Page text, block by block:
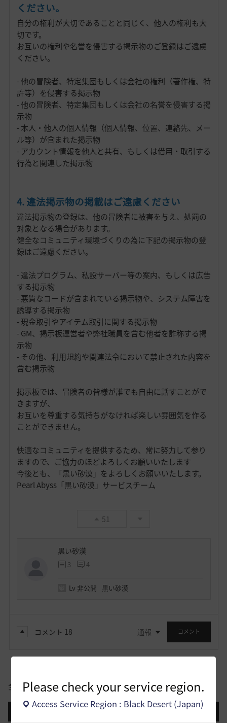
Please check your service region.
Access Service Region : Black Desert (Japan)
ください。
自分の権利が大切であることと同じく、他人の権利も大
切です。
お互いの権利や名誉を侵害する掲示物のご登録はご遠慮
ください。
- 他の冒険者、特定集団もしくは会社の権利（著作権、特
許等）を侵害する掲示物
- 他の冒険者、特定集団もしくは会社の名誉を侵害する掲
示物
- 本人・他人の個人情報（個人情報、位置、連絡先、メー
ル等）が含まれた掲示物
- アカウント情報を他人と共有、もしくは借用・取引する
行為と関連した掲示物
4. 違法掲示物の掲載はご遠慮ください
違法掲示物の登録は、他の冒険者に被害を与え、処罰の
対象となる場合があります。
健全なコミュニティ環境づくりの為に下記の掲示物の登
録はご遠慮ください。
- 違法プログラム、私設サーバー等の案内、もしくは広告
する掲示物
- 悪質なコードが含まれている掲示物や、システム障害を
誘導する掲示物
- 現金取引やアイテム取引に関する掲示物
- GM、掲示板運営者や弊社職員を含む他者を詐称する掲
示物
- その他、利用規約や関連法令において禁止された内容を
含む掲示物
掲示板では、冒険者の皆様が誰でも自由に話すことがで
きますが、
お互いを尊重する気持ちがなければ楽しい雰囲気を作る
ことができません。
快適なコミュニティを提供するため、常に努力して参り
ますので、ご協力のほどよろしくお願いいたします
今後とも、「黒い砂漠」をよろしくお願いいたします。
Pearl Abyss「黒い砂漠」サービスチーム
51
黒い砂漠
3 4
Lv 非公開 黒い砂漠
コメント 18 通報 コメント
全体
話題順